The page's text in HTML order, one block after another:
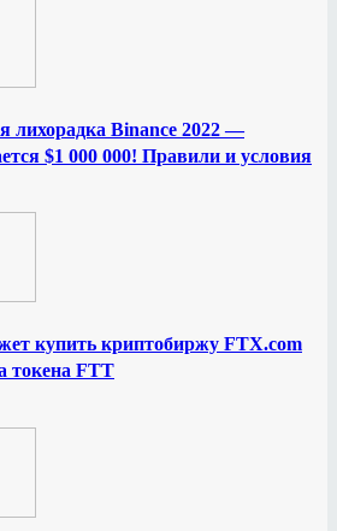
лихорадка Binance 2022 —
$1 000 000! Правили и условия
купить криптобиржу FTX.com
токена FTT